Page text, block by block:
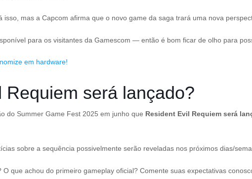
isso, mas a Capcom afirma que o novo game da saga trará uma nova
para os visitantes da Gamescom — então é bom ficar de olho para
em hardware!
será lançado?
do Summer Game Fest 2025 em junho que Resident Evil Requiem será
sobre a sequência possivelmente serão reveladas nos próximos dias/
O que achou do primeiro gameplay oficial? Comente suas expectativas